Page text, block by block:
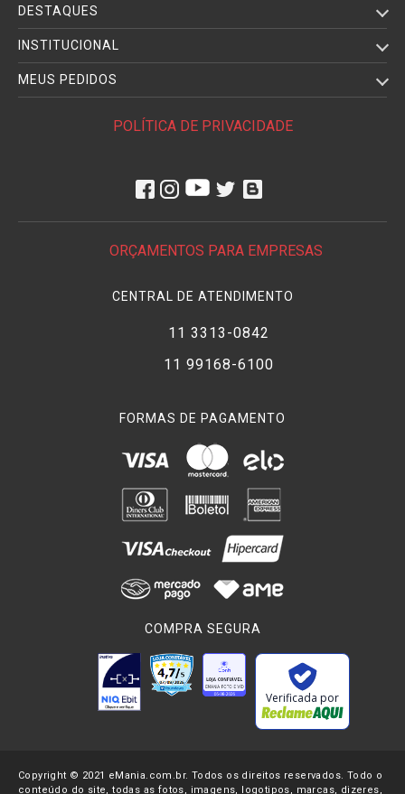
DESTAQUES
INSTITUCIONAL
MEUS PEDIDOS
POLÍTICA DE PRIVACIDADE
ORÇAMENTOS PARA EMPRESAS
CENTRAL DE ATENDIMENTO
11 3313-0842
11 99168-6100
FORMAS DE PAGAMENTO
COMPRA SEGURA
Verificada por
Copyright © 2021 eMania.com.br. Todos os direitos reservados. Todo o
conteúdo do site, todas as fotos, imagens, logotipos, marcas, dizeres,